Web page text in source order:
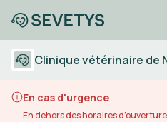
Clinique vétérinaire de
En cas d'urgence
En dehors des horaires